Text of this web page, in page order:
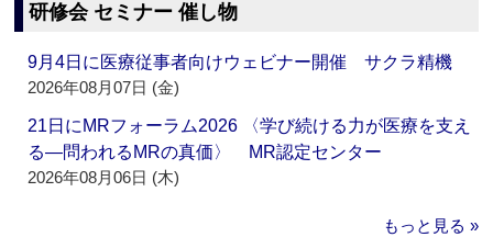
研修会 セミナー 催し物
9月4日に医療従事者向けウェビナー開催 サクラ精機
2026年08月07日 (金)
21日にMRフォーラム2026 〈学び続ける力が医療を支え
る―問われるMRの真価〉 MR認定センター
2026年08月06日 (木)
もっと見る »